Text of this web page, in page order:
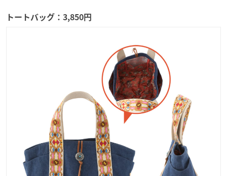
トートバッグ：3,850円